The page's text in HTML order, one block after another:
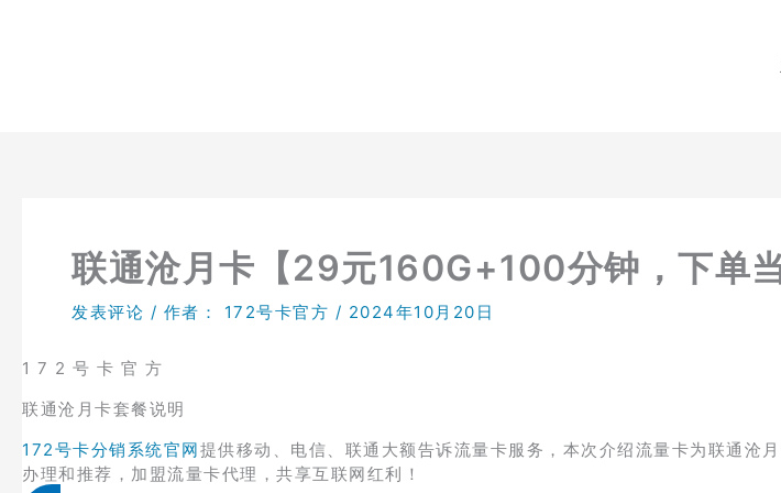
联通沧月卡【29元160G+100分钟，下单当
发表评论 / 作者： 172号卡官方 / 2024年10月20日
1 7 2 号 卡 官 方
联通沧月卡套餐说明
172号卡分销系统官网提供移动、电信、联通大额告诉流量卡服务，本次介绍流量卡为联通沧
办理和推荐，加盟流量卡代理，共享互联网红利！